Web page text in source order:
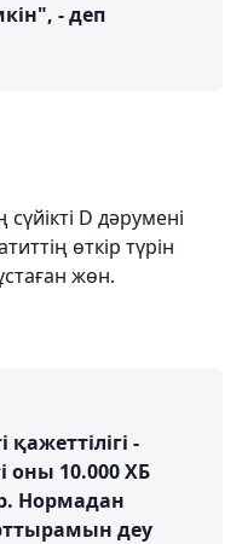
- деп
D дәрумені
өткір түрін
жөн.
-
оны 10.000 ХБ
Нормадан
деу